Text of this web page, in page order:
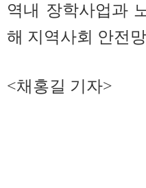
역내 장학사업과
해 지역사회 안전
<채홍길 기자>